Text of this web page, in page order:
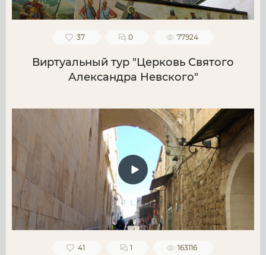
37 0 77924
Виртуальный тур "Церковь Святого
Александра Невского"
41 1 163116